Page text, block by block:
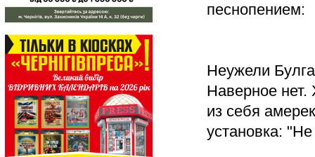
песнопением:
Неужели
Наверное нет.
из себя
установка: